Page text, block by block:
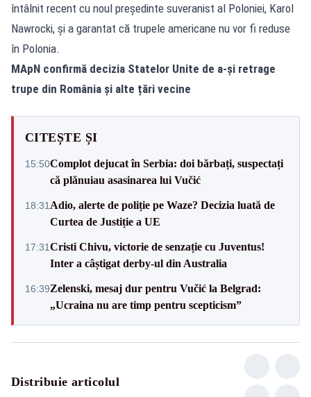
întâlnit recent cu noul președinte suveranist al Poloniei, Karol
Nawrocki, și a garantat că trupele americane nu vor fi reduse
în Polonia.
MApN confirmă decizia Statelor Unite de a-și retrage
trupe din România și alte țări vecine
CITEȘTE ȘI
15:50Complot dejucat în Serbia: doi bărbați, suspectați
că plănuiau asasinarea lui Vučić
18:31 Adio, alerte de poliție pe Waze? Decizia luată de
Curtea de Justiție a UE
17:31Cristi Chivu, victorie de senzație cu Juventus!
Inter a câștigat derby-ul din Australia
16:39Zelenski, mesaj dur pentru Vučić la Belgrad:
„Ucraina nu are timp pentru scepticism”
Distribuie articolul